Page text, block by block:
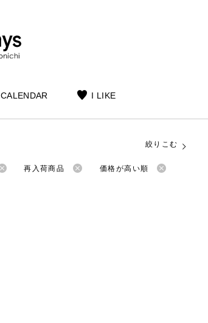
CALENDAR I LIKE
絞りこむ
再入荷商品 価格が高い順